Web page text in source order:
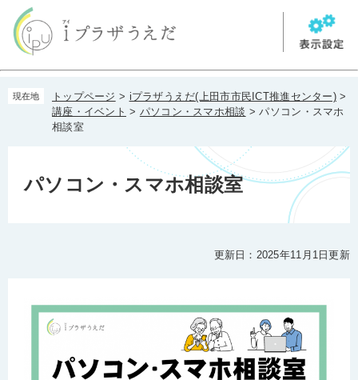
先
を
文
現在地 トップページ > iプラザうえだ(上田市市民ICT推進センター) >
講座・イベント > パソコン・スマホ相談 >パソコン・スマホ
相談室
パソコン・スマホ相談室
更新日：2025年11月1日更新